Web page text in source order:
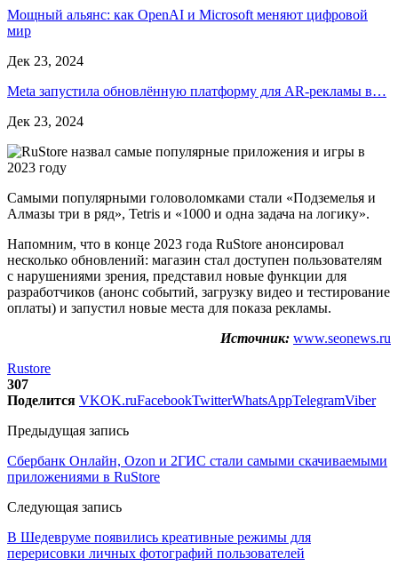
Мощный альянс: как OpenAI и Microsoft меняют цифровой
мир
Дек 23, 2024
Meta запустила обновлённую платформу для AR-рекламы в…
Дек 23, 2024
Самыми популярными головоломками стали «Подземелья и
Алмазы три в ряд», Tetris и «1000 и одна задача на логику».
Напомним, что в конце 2023 года RuStore анонсировал
несколько обновлений: магазин стал доступен пользователям
с нарушениями зрения, представил новые функции для
разработчиков (анонс событий, загрузку видео и тестирование
оплаты) и запустил новые места для показа рекламы.
Источник: www.seonews.ru
Rustore
307
Поделится VKOK.ruFacebookTwitterWhatsAppTelegramViber
Предыдущая запись
Сбербанк Онлайн, Ozon и 2ГИС стали самыми скачиваемыми
приложениями в RuStore
Следующая запись
В Шедевруме появились креативные режимы для
перерисовки личных фотографий пользователей